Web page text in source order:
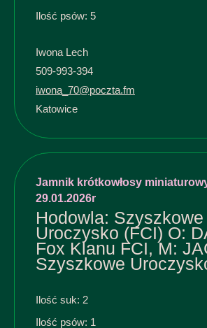
Ilość psów: 5
Iwona Lech
509-993-394
iwona_70@poczta.fm
Katowice
Jamnik krótkowłosy
29.01.2026r
Hodowla: Szyszkowe
Uroczysko (FCI) O:
Fox Klanu FCI, M:
Szyszkowe
Ilość suk: 2
Ilość psów: 1